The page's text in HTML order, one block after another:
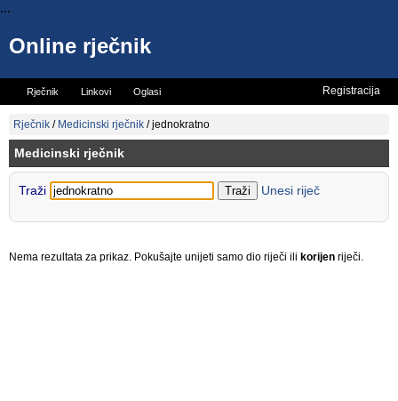
...
Online rječnik
Rječnik Linkovi Oglasi
Vicevi
Registracija
Rječnik / Medicinski rječnik /jednokratno
Medicinski rječnik
Traži Unesi riječ
Nema rezultata za prikaz. Pokušajte unijeti samo dio riječi ili korijen riječi.